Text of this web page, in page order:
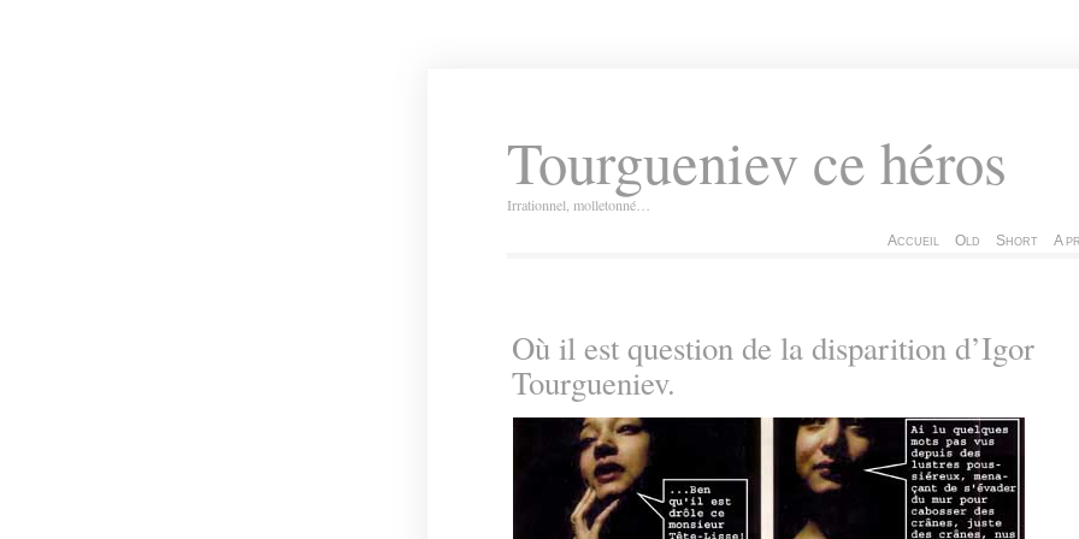
Tourgueniev ce héros
Irrationnel, molletonné…
Accueil Old Short A
Où il est question de la disparition d’Igor
Tourgueniev.